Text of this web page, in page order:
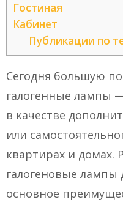
Гостиная
Кабинет
Публикации по
Сегодня большую
галогенные лампы
в качестве
или
квартирах и домах.
галогеновые лампы
основное